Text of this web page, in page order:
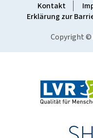
Kontakt
Erklärung zur
Copyright ©